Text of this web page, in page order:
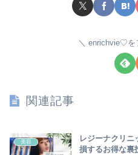
enrichvie♡を
関連記事
美容
レジーナクリニ
損するお得な裏